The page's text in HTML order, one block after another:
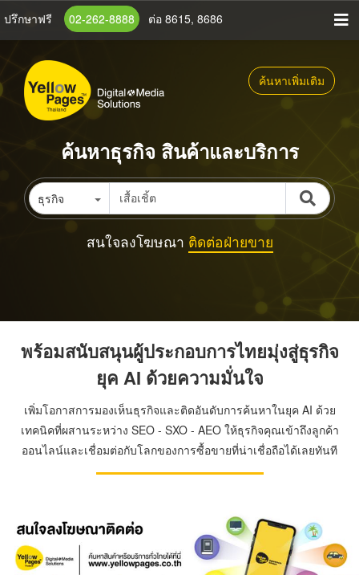
ข้าม
เนื้อหา
หลัก
ปรึกษาฟรี 02-262-8888 ต่อ 8615, 8686
ค้นหาเพิ่มเติม
ค้นหาธุรกิจ สินค้าและบริการ
ธุรกิจ
สนใจลงโฆษณา ติดต่อฝ่ายขาย
พร้อมสนับสนุนผู้ประกอบการไทยมุ่งสู่ธุรกิจ
ยุค AI ด้วยความมั่นใจ
เพิ่มโอกาสการมองเห็นธุรกิจและติดอันดับการค้นหาในยุค AI ด้วย
เทคนิคที่ผสานระหว่าง SEO - SXO - AEO ให้ธุรกิจคุณเข้าถึงลูกค้า
ออนไลน์และเชื่อมต่อกับโลกของการซื้อขายที่น่าเชื่อถือได้เลยทันที